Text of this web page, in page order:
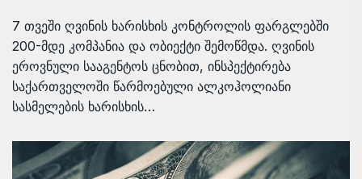
7 თვეში ღვინის ხარისხის კონტროლის ფარგლებში
200-მდე კომპანია და ობიექტი შემოწმდა. ღვინის
ეროვნული სააგენტოს ცნობით, ინსპექტირება
საქართველოში წარმოებული ალკოჰოლიანი
სასმელების ხარისხის…